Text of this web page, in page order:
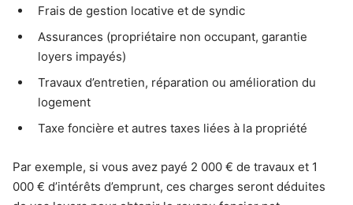
Frais de gestion locative et de syndic
Assurances (propriétaire non occupant, garantie
loyers impayés)
Travaux d’entretien, réparation ou amélioration du
logement
Taxe foncière et autres taxes liées à la propriété
Par exemple, si vous avez payé 2 000 € de travaux et 1
000 € d’intérêts d’emprunt, ces charges seront déduites